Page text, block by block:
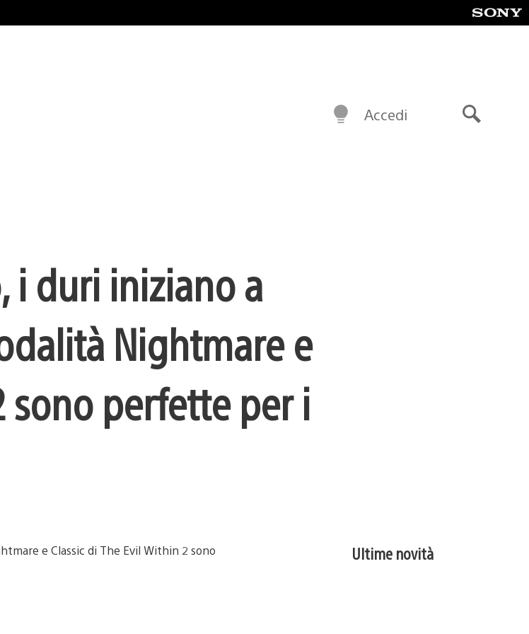
Accedi
i duri iniziano a
Nightmare e
sono perfette per i
Ultime novità